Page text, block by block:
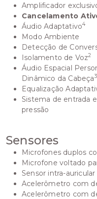
Amplificador
Cancelamento
Áudio Adaptativo4
Modo Ambiente
Detecção de
Isolamento de Voz2
Áudio Espacial
Dinâmico da Cabeça3
Equalização
Sistema de entrada
pressão
Sensores
Microfones duplos
Microfone voltado
Sensor intra-
Acelerômetro com
Acelerômetro com